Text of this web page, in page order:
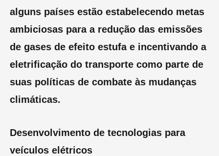
alguns países estão estabelecendo metas
ambiciosas para a redução das emissões
de gases de efeito estufa e incentivando a
eletrificação do transporte como parte de
suas políticas de combate às mudanças
climáticas.
Desenvolvimento de tecnologias para
veículos elétricos